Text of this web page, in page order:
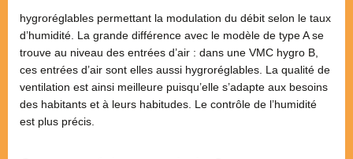
hygroréglables permettant la modulation du débit selon le taux
d’humidité. La grande différence avec le modèle de type A se
trouve au niveau des entrées d’air : dans une VMC hygro B,
ces entrées d’air sont elles aussi hygroréglables. La qualité de
ventilation est ainsi meilleure puisqu’elle s’adapte aux besoins
des habitants et à leurs habitudes. Le contrôle de l’humidité
est plus précis.